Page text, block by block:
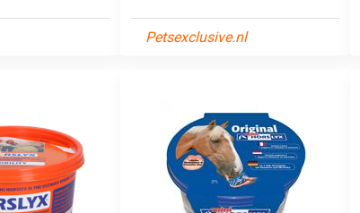
Petsexclusive.nl